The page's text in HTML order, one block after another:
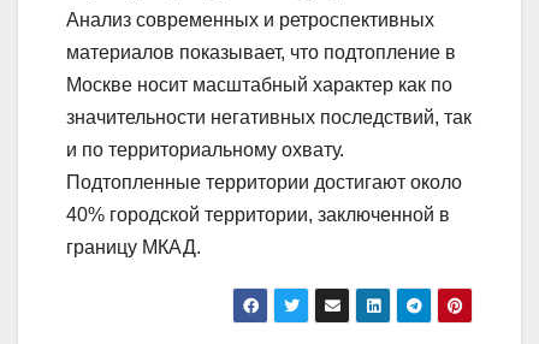
Анализ современных и ретроспективных
материалов показывает, что подтопление в
Москве носит масштабный характер как по
значительности негативных последствий, так
и по территориальному охвату.
Подтопленные территории достигают около
40% городской территории, заключенной в
границу МКАД.